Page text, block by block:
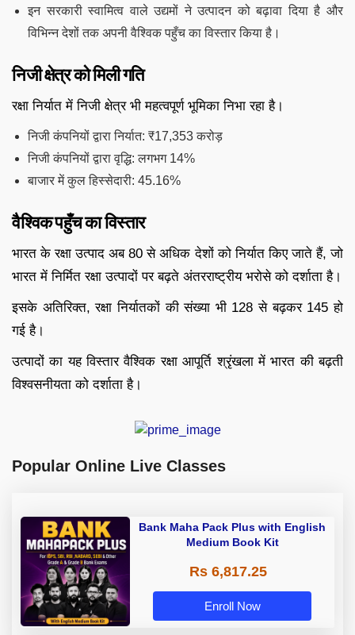
इन सरकारी स्वामित्व वाले उद्यमों ने उत्पादन को बढ़ावा दिया है और
विभिन्न देशों तक अपनी वैश्विक पहुँच का विस्तार किया है।
निजी क्षेत्र को मिली गति
रक्षा निर्यात में निजी क्षेत्र भी महत्वपूर्ण भूमिका निभा रहा है।
निजी कंपनियों द्वारा निर्यात: ₹17,353 करोड़
निजी कंपनियों द्वारा वृद्धि: लगभग 14%
बाजार में कुल हिस्सेदारी: 45.16%
वैश्विक पहुँच का विस्तार
भारत के रक्षा उत्पाद अब 80 से अधिक देशों को निर्यात किए जाते हैं, जो
भारत में निर्मित रक्षा उत्पादों पर बढ़ते अंतरराष्ट्रीय भरोसे को दर्शाता है।
इसके अतिरिक्त, रक्षा निर्यातकों की संख्या भी 128 से बढ़कर 145 हो
गई है।
उत्पादों का यह विस्तार वैश्विक रक्षा आपूर्ति श्रृंखला में भारत की बढ़ती
विश्वसनीयता को दर्शाता है।
Popular Online Live Classes
Bank Maha Pack Plus with English
Medium Book Kit
Rs 6,817.25
Enroll Now